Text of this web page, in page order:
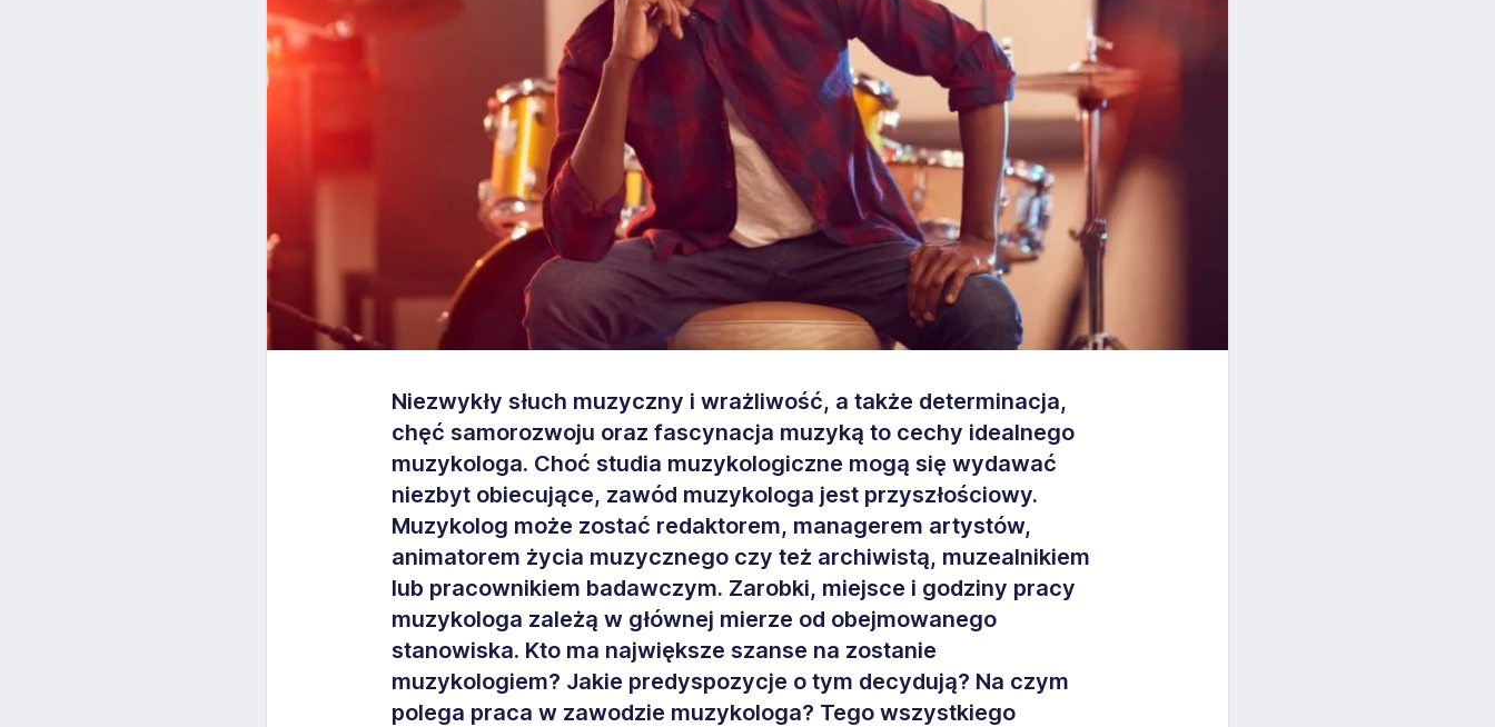
Niezwykły słuch muzyczny i wrażliwość, a także determinacja,
chęć samorozwoju oraz fascynacja muzyką to cechy idealnego
muzykologa. Choć studia muzykologiczne mogą się wydawać
niezbyt obiecujące, zawód muzykologa jest przyszłościowy.
Muzykolog może zostać redaktorem, managerem artystów,
animatorem życia muzycznego czy też archiwistą, muzealnikiem
lub pracownikiem badawczym. Zarobki, miejsce i godziny pracy
muzykologa zależą w głównej mierze od obejmowanego
stanowiska. Kto ma największe szanse na zostanie
muzykologiem? Jakie predyspozycje o tym decydują? Na czym
polega praca w zawodzie muzykologa? Tego wszystkiego